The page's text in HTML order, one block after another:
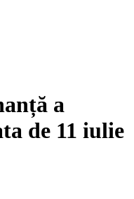
a
de 11 iulie